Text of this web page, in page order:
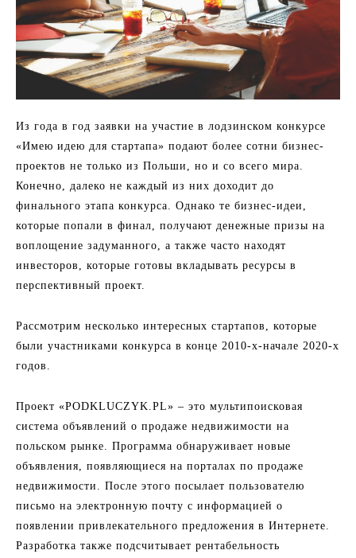
Из года в год заявки на участие в лодзинском конкурсе
«Имею идею для стартапа» подают более сотни бизнес-
проектов не только из Польши, но и со всего мира.
Конечно, далеко не каждый из них доходит до
финального этапа конкурса. Однако те бизнес-идеи,
которые попали в финал, получают денежные призы на
воплощение задуманного, а также часто находят
инвесторов, которые готовы вкладывать ресурсы в
перспективный проект.
Рассмотрим несколько интересных стартапов, которые
были участниками конкурса в конце 2010-х-начале 2020-х
годов.
Проект «PODKLUCZYK.PL» – это мультипоисковая
система объявлений о продаже недвижимости на
польском рынке. Программа обнаруживает новые
объявления, появляющиеся на порталах по продаже
недвижимости. После этого посылает пользователю
письмо на электронную почту с информацией о
появлении привлекательного предложения в Интернете.
Разработка также подсчитывает рентабельность